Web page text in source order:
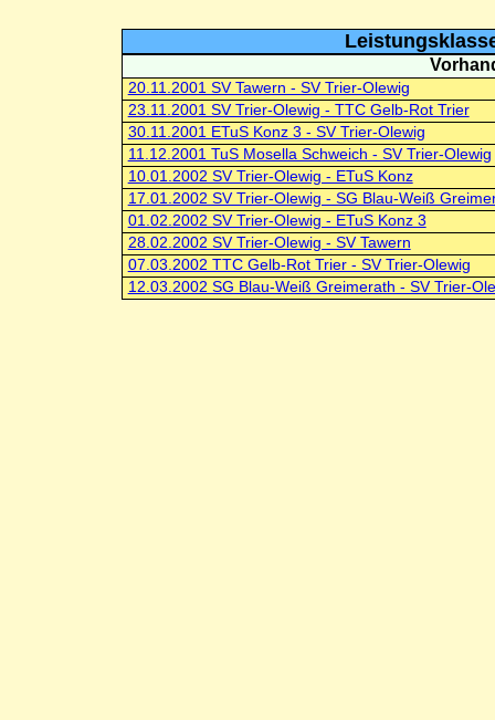
20.11.2001 SV Tawern - SV Trier-Olewig
23.11.2001 SV Trier-Olewig - TTC Gelb-Rot Trier
30.11.2001 ETuS Konz 3 - SV Trier-Olewig
11.12.2001 TuS Mosella Schweich - SV Trier-Olewig
10.01.2002 SV Trier-Olewig - ETuS Konz
17.01.2002 SV Trier-Olewig - SG Blau-Weiß
01.02.2002 SV Trier-Olewig - ETuS Konz 3
28.02.2002 SV Trier-Olewig - SV Tawern
07.03.2002 TTC Gelb-Rot Trier - SV Trier-Olewig
12.03.2002 SG Blau-Weiß Greimerath - SV Trier-